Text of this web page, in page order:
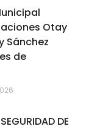
Otay
Sánchez
de
DE